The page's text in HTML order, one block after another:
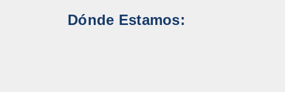
Dónde Estamos: